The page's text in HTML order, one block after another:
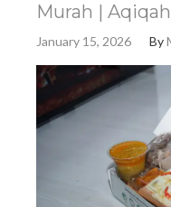
Murah |
January 15, 2026 By